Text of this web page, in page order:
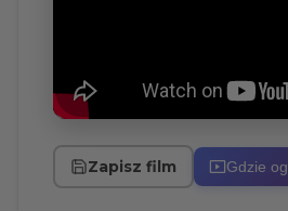
Zapisz film Gdzie